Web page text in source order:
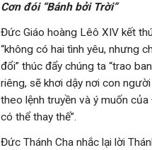
Cơn đói “Bánh bởi Trời”
Đức Giáo hoàng Lêô XIV kết
“không có hai tình yêu, nhưng
đổi” thúc đẩy chúng ta “trao
riêng, sẽ khơi dậy nơi con
theo lệnh truyền và ý muốn
có thể thay thế”.
Đức Thánh Cha nhắc lại lời